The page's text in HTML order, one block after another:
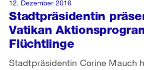
Stadtpräsidentin
Vatikan
Flüchtlinge
Stadtpräsidentin Corine Mauch
12. Dezember 2016